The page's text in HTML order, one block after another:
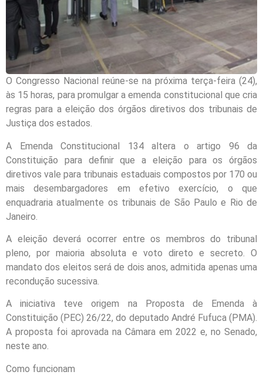
O Congresso Nacional reúne-se na próxima terça-feira (24),
às 15 horas, para promulgar a emenda constitucional que cria
regras para a eleição dos órgãos diretivos dos tribunais de
Justiça dos estados.
A Emenda Constitucional 134 altera o artigo 96 da
Constituição para definir que a eleição para os órgãos
diretivos vale para tribunais estaduais compostos por 170 ou
mais desembargadores em efetivo exercício, o que
enquadraria atualmente os tribunais de São Paulo e Rio de
Janeiro.
A eleição deverá ocorrer entre os membros do tribunal
pleno, por maioria absoluta e voto direto e secreto. O
mandato dos eleitos será de dois anos, admitida apenas uma
recondução sucessiva.
A iniciativa teve origem na Proposta de Emenda à
Constituição (PEC) 26/22, do deputado André Fufuca (PMA).
A proposta foi aprovada na Câmara em 2022 e, no Senado,
neste ano.
Como funcionam